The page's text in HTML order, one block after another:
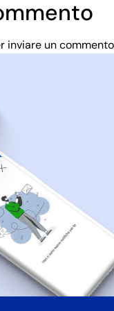
inviare un